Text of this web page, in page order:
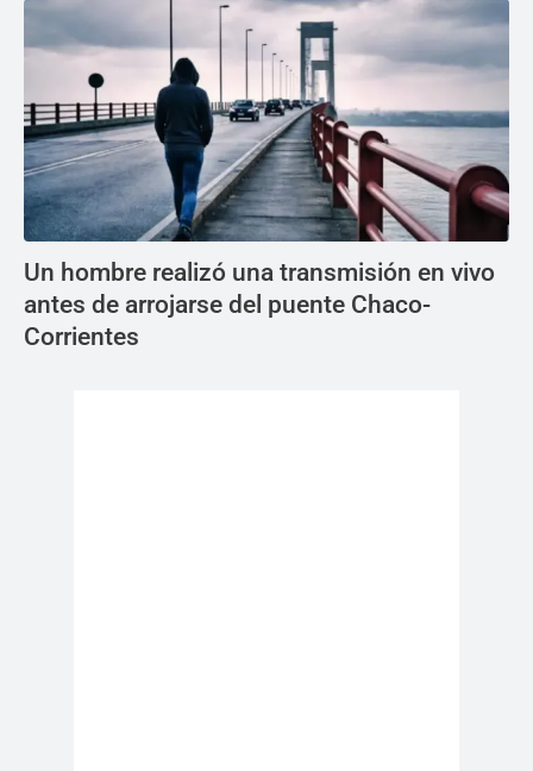
Un hombre realizó una transmisión en vivo
antes de arrojarse del puente Chaco-
Corrientes